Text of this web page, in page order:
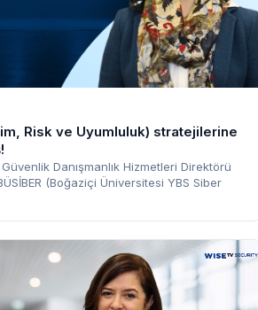
Risk ve Uyumluluk) stratejilerine
Danışmanlık Hizmetleri Direktörü
(Boğaziçi Üniversitesi YBS Siber